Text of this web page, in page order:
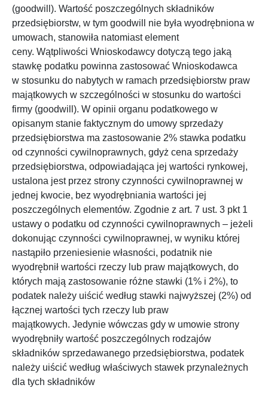
(goodwill). Wartość poszczególnych składników
przedsiębiorstw, w tym goodwill nie była wyodrębniona w
umowach, stanowiła natomiast element
ceny. Wątpliwości Wnioskodawcy dotyczą tego jaką
stawkę podatku powinna zastosować Wnioskodawca
w stosunku do nabytych w ramach przedsiębiorstw praw
majątkowych w szczególności w stosunku do wartości
firmy (goodwill). W opinii organu podatkowego w
opisanym stanie faktycznym do umowy sprzedaży
przedsiębiorstwa ma zastosowanie 2% stawka podatku
od czynności cywilnoprawnych, gdyż cena sprzedaży
przedsiębiorstwa, odpowiadająca jej wartości rynkowej,
ustalona jest przez strony czynności cywilnoprawnej w
jednej kwocie, bez wyodrębniania wartości jej
poszczególnych elementów. Zgodnie z art. 7 ust. 3 pkt 1
ustawy o podatku od czynności cywilnoprawnych – jeżeli
dokonując czynności cywilnoprawnej, w wyniku której
nastąpiło przeniesienie własności, podatnik nie
wyodrębnił wartości rzeczy lub praw majątkowych, do
których mają zastosowanie różne stawki (1% i 2%), to
podatek należy uiścić według stawki najwyższej (2%) od
łącznej wartości tych rzeczy lub praw
majątkowych. Jedynie wówczas gdy w umowie strony
wyodrębniły wartość poszczególnych rodzajów
składników sprzedawanego przedsiębiorstwa, podatek
należy uiścić według właściwych stawek przynależnych
dla tych składników